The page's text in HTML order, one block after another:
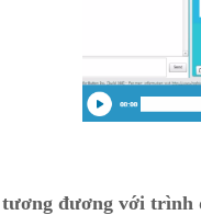
đương với